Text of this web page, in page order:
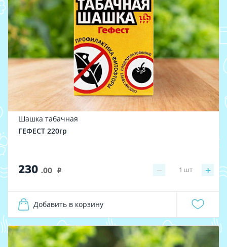
Шашка табачная
ГЕФЕСТ 220гр
230 .00 i − +
1 шт
Добавить в корзину